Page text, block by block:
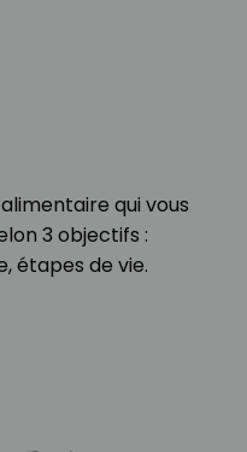
qui vous
3 objectifs :
étapes de vie.